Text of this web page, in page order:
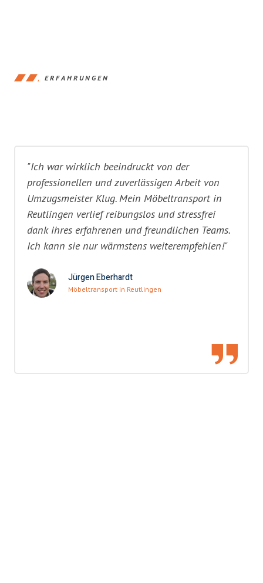
ERFAHRUNGEN
"Ich war wirklich beeindruckt von der
professionellen und zuverlässigen Arbeit von
Umzugsmeister Klug. Mein Möbeltransport in
Reutlingen verlief reibungslos und stressfrei
dank ihres erfahrenen und freundlichen Teams.
Ich kann sie nur wärmstens weiterempfehlen!"
Jürgen Eberhardt
Möbeltransport in Reutlingen